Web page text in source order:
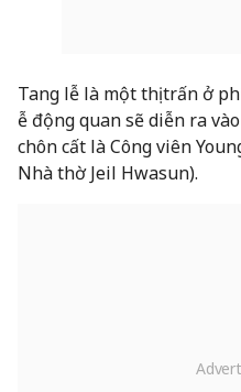
Tang lễ là một thị trấn ở
ễ động quan sẽ diễn ra
chôn cất là Công viên
Nhà thờ Jeil Hwasun).